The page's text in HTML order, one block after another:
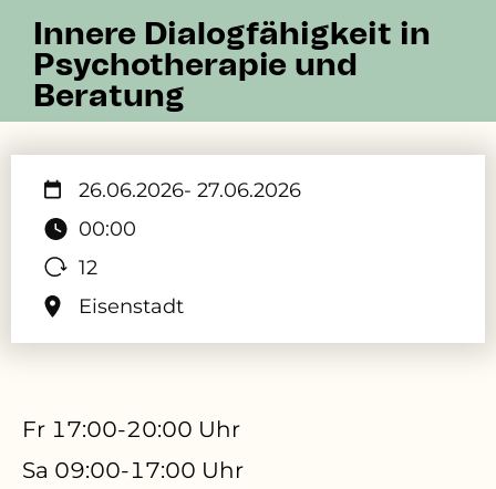
Innere Dialogfähigkeit in
Psychotherapie und
Beratung
26.06.2026- 27.06.2026
00:00
12
Eisenstadt
Fr 17:00-20:00 Uhr
Sa 09:00-17:00 Uhr